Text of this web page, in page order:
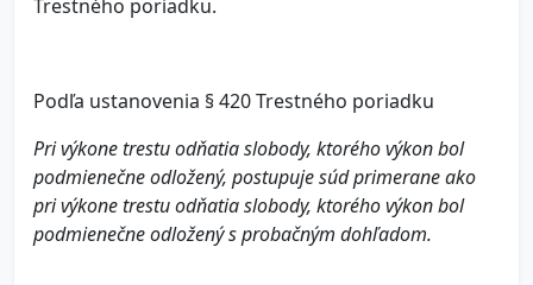
Trestného poriadku.
Podľa ustanovenia § 420 Trestného poriadku
Pri výkone trestu odňatia slobody, ktorého výkon bol
podmienečne odložený, postupuje súd primerane ako
pri výkone trestu odňatia slobody, ktorého výkon bol
podmienečne odložený s probačným dohľadom.